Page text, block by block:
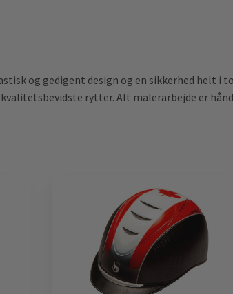
og gedigent design og en sikkerhed helt
rytter. Alt malerarbejde er